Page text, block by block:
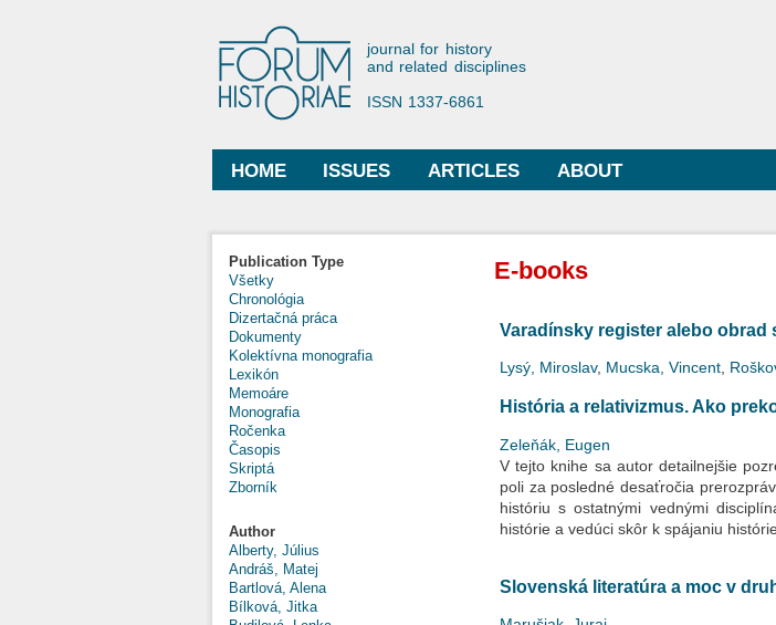
Forum Historiae
journal for history
and related disciplines
ISSN 1337-6861
Main menu
HOME ISSUES ARTICLES ABOUT
Publication Type
Všetky
Chronológia
Dizertačná práca
Dokumenty
Kolektívna monografia
Lexikón
Memoáre
Monografia
Ročenka
Časopis
Skriptá
Zborník
Author
Alberty, Július
Andráš, Matej
Bartlová, Alena
Bílková, Jitka
E-books
Varadínsky register alebo obrad
Lysý, Miroslav, Mucska, Vincent
História a relativizmus. Ako
Zeleňák, Eugen
V tejto knihe sa autor detailnejšie
poli za posledné desaťročia
históriu s ostatnými vednými
histórie a vedúci skôr k spájaniu
Slovenská literatúra a moc v